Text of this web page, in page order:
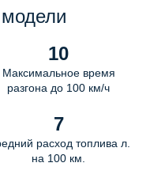
10
Максимальное время
разгона до 100 км/ч
7
расход топлива л.
на 100 км.